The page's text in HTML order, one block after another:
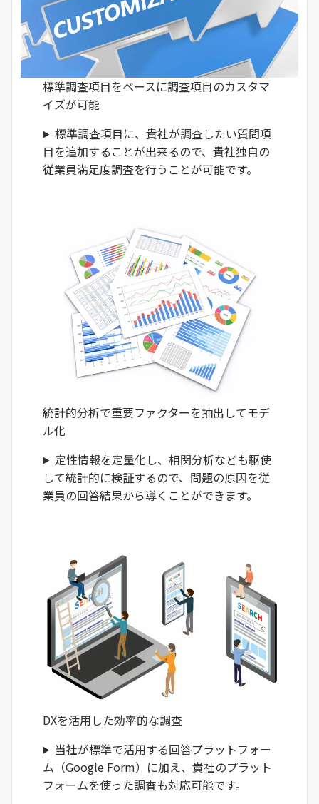
標準調査項目をベースに調査項目のカスタマ
イズが可能
標準調査項目に、貴社が調査したい質問項
目を追加することが出来るので、貴社独自の
従業員満足度調査を行うことが可能です。
統計的分析で重要ファクターを抽出してモデ
ル化
定性情報を定量化し、相関分析なども駆使
して統計的に検証するので、問題の原因を従
業員の回答結果から導くことができます。
DXを活用した効率的な調査
当社が標準で活用する回答プラットフォー
ム（Google Form）に加え、貴社のプラット
フォームを使った調査も対応可能です。